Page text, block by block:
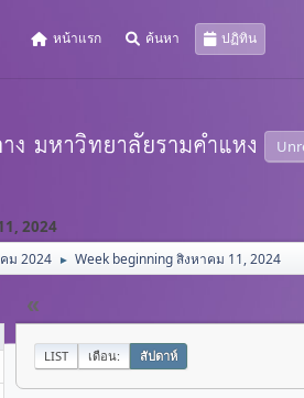
หน้าแรก ค้นหา ปฏิทิน
2024
ม 2024 ► Week beginning สิงหาคม 11, 2024
«
LIST เดือน: สัปดาห์